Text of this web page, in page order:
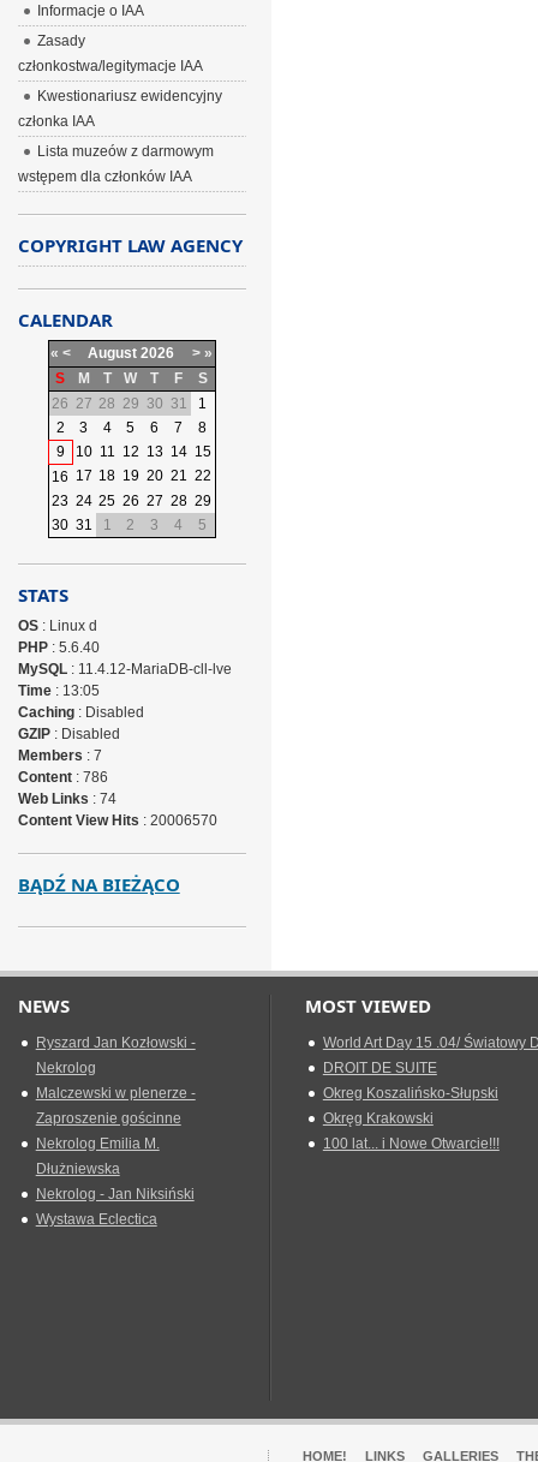
Informacje o IAA
Zasady
członkostwa/legitymacje IAA
Kwestionariusz ewidencyjny
członka IAA
Lista muzeów z darmowym
wstępem dla członków IAA
COPYRIGHT LAW AGENCY
CALENDAR
« < August 2026 > »
S
M T W T F
S
26 27 28 29 30 31
1
2
3 4 5 6 7
8
9
10 11 12 13 14 15
16 17 18 19 20 21 22
23 24 25 26 27 28 29
30 31 1 2 3 4 5
STATS
OS: Linux d
PHP: 5.6.40
MySQL: 11.4.12-MariaDB-cll-lve
Time: 13:05
Caching: Disabled
GZIP: Disabled
Members : 7
Content: 786
Web Links : 74
Content View Hits : 20006570
BĄDŹ NA BIEŻĄCO
NEWS
Ryszard Jan Kozłowski -
Nekrolog
Malczewski w plenerze -
Zaproszenie gościnne
Nekrolog Emilia M.
Dłużniewska
Nekrolog - Jan Niksiński
Wystawa Eclectica
MOST VIEWED
World Art Day 15 .04/ Światowy
DROIT DE SUITE
Okreg Koszalińsko-Słupski
Okręg Krakowski
100 lat... i Nowe Otwarcie!!!
HOME! LINKS GALLERIES